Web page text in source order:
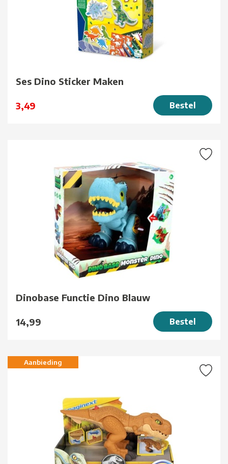
Ses Dino Sticker Maken
3,49 Bestel
Dinobase Functie Dino Blauw
14,99 Bestel
Aanbieding